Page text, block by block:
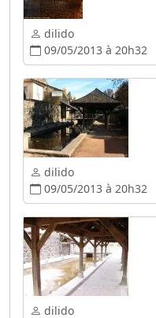
dilido
09/05/2013 à 20h32
dilido
09/05/2013 à 20h32
dilido